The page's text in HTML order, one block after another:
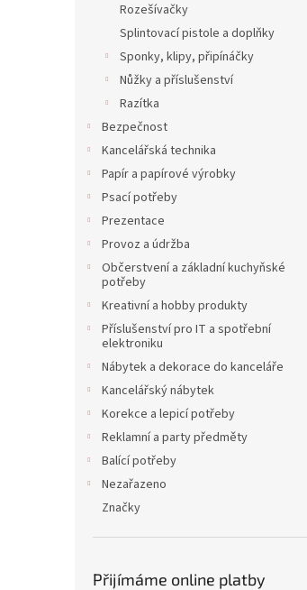
Rozešívačky
Splintovací pistole a doplňky
Sponky, klipy, připínáčky
Nůžky a příslušenství
Razítka
Bezpečnost
Kancelářská technika
Papír a papírové výrobky
Psací potřeby
Prezentace
Provoz a údržba
Občerstvení a základní kuchyňské
potřeby
Kreativní a hobby produkty
Příslušenství pro IT a spotřební
elektroniku
Nábytek a dekorace do kanceláře
Kancelářský nábytek
Korekce a lepicí potřeby
Reklamní a party předměty
Balící potřeby
Nezařazeno
Značky
Přijímáme online platby